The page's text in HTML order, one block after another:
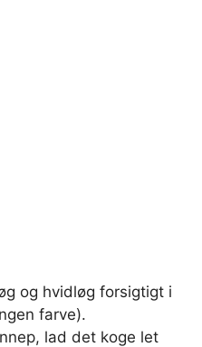
og hvidløg forsigtigt i
farve).
lad det koge let